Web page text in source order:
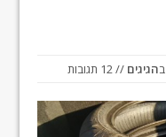
בהגיגים // 12 תגובות